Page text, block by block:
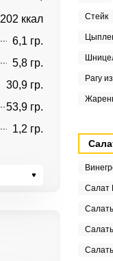
202 ккал
6,1 гр.
5,8 гр.
30,9 гр.
53,9 гр.
1,2 гр.
Стейк
Рагу
Салат